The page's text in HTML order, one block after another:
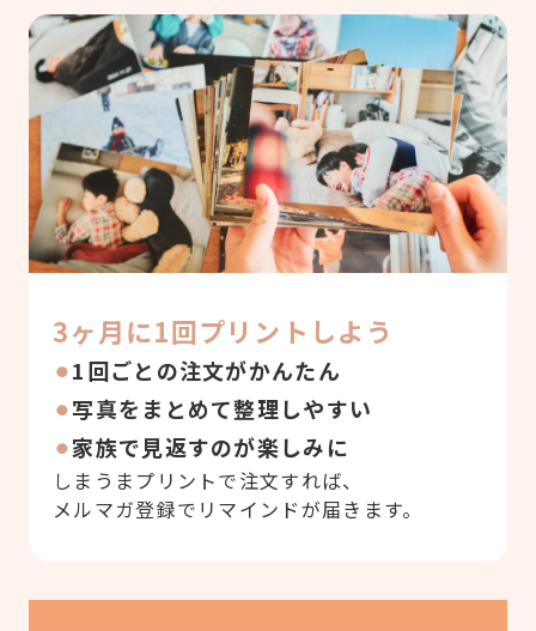
3ヶ月に1回プリントしよう
1回ごとの注文がかんたん
写真をまとめて整理しやすい
家族で見返すのが楽しみに
しまうまプリントで注文すれば、
メルマガ登録でリマインドが届きます。